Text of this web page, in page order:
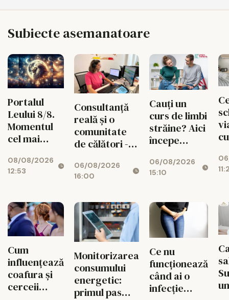
Subiecte asemanatoare
Portalul
Leului 8/8.
Momentul
cel mai
verii
08/08/2026
12:53
Consultanță
reală și o
comunitate
de călători -
spatele
fiecărui
CISTOUR
06/08/2026
16:00
Cauți un
curs de limbi
străine? Aici
începe
ta cu Lingua
Transcript
06/08/2026
15:10
Cum
influențează
coafura și
cerceii
Monitorizarea
consumului
energetic:
primul pas
Ce nu
funcționează
când ai o
infecție